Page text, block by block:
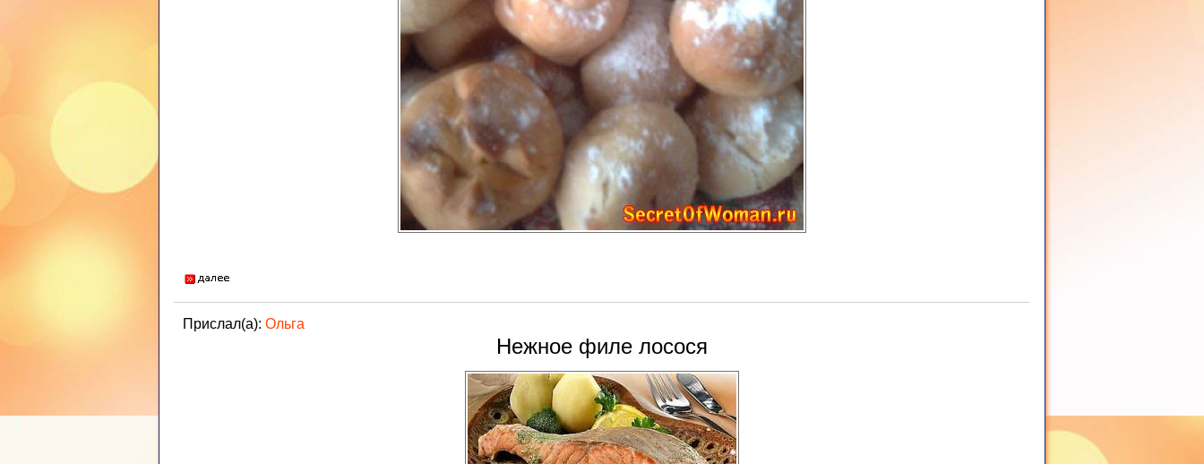
Прислал(а): Ольга
Нежное филе лосося